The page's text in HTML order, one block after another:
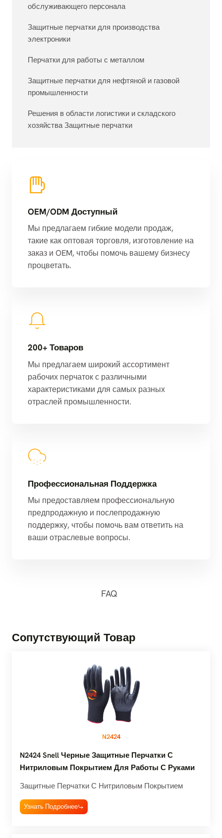
обслуживающего персонала
Защитные перчатки для производства
электроники
Перчатки для работы с металлом
Защитные перчатки для нефтяной и газовой
промышленности
Решения в области логистики и складского
хозяйства Защитные перчатки
OEM/ODM Доступный
Мы предлагаем гибкие модели продаж,
такие как оптовая торговля, изготовление на
заказ и OEM, чтобы помочь вашему бизнесу
процветать.
200+ Товаров
Мы предлагаем широкий ассортимент
рабочих перчаток с различными
характеристиками для самых разных
отраслей промышленности.
Профессиональная Поддержка
Мы предоставляем профессиональную
предпродажную и послепродажную
поддержку, чтобы помочь вам ответить на
ваши отраслевые вопросы.
FAQ
Сопутствующий Товар
N2424
N2424 Snell Черные Защитные Перчатки С
Нитриловым Покрытием Для Работы С Руками
Защитные Перчатки С Нитриловым Покрытием
Узнать Подробнее